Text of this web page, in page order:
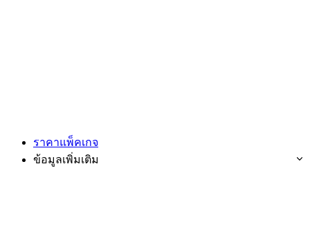
ราคาแพ็คเกจ
ข้อมูลเพิ่มเติม